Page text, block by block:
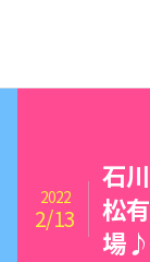
石
松
場♪
2022
2/13